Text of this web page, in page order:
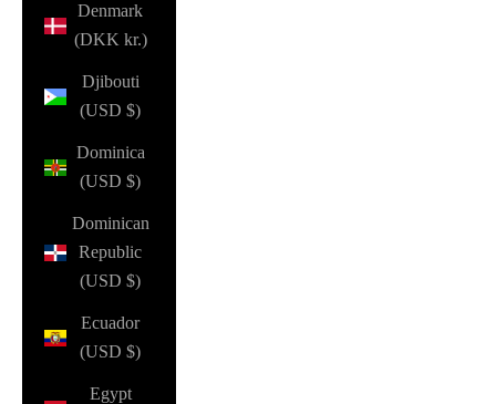
Denmark
(DKK kr.)
Djibouti
(USD $)
Dominica
(USD $)
Dominican
Republic
(USD $)
Ecuador
(USD $)
Egypt